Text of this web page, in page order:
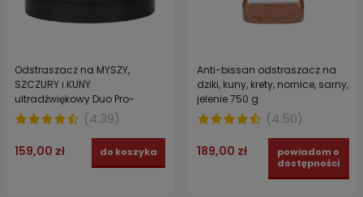
Odstraszacz na MYSZY,
SZCZURY i KUNY
ultradźwiękowy Duo Pro-
Pestrepeller skutecznie
zabezpiecza do 550 m2
(4.39)
159,00 zł do koszyka
Anti-bissan odstraszacz na
dziki, kuny, krety, nornice, sarny,
jelenie 750 g
(4.50)
189,00 zł
powiadom o
dostępności